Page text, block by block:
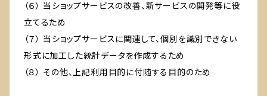
（６） 当ショップサービスの改善、新サービスの開発等に役
立てるため
（７） 当ショップサービスに関連して、個別を識別できない
形式に加工した統計データを作成するため
（８） その他、上記利用目的に付随する目的のため